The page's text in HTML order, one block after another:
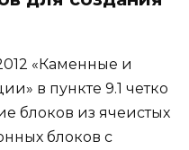
«Каменные и
в пункте 9.1 четко
блоков из ячеистых
блоков с